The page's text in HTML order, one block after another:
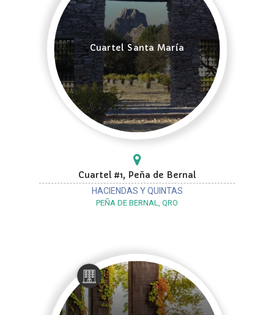
Cuartel Santa María
Cuartel #1, Peña de Bernal
HACIENDAS Y QUINTAS
PEÑA DE BERNAL, QRO